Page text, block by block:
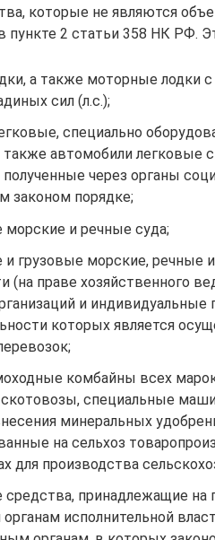
которые не являются
пункте 2 статьи 358 НК РФ.
а также моторные лодки
сил (л.с.);
специально
также автомобили легковые
полученные через органы
законом порядке;
и речные суда;
и грузовые морские, речные
(на праве хозяйственного
и
которых является
комбайны всех
специальные
минеральных
на сельхоз
для производства
средства, принадлежащие на
исполнительной